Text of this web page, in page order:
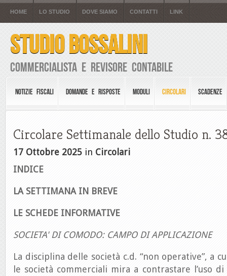
HOME LO STUDIO DOVE SIAMO CONTATTI LINK
STUDIO BOSSALINI
Commercialista e Revisore Contabile
NOTIZIE FISCALI DOMANDE E RISPOSTE MODULI CIRCOLARI SCADENZE
Circolare Settimanale dello Studio n.
17 Ottobre 2025 in Circolari
INDICE
LA SETTIMANA IN BREVE
LE SCHEDE INFORMATIVE
SOCIETA' DI COMODO: CAMPO DI APPLICAZIONE
La disciplina delle società c.d. “non operative”, a
le società commerciali mira a contrastare l’uso